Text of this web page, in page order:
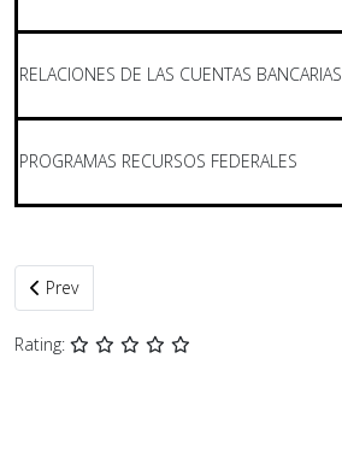
RELACIONES DE LAS CUENTAS BANCARIAS
PROGRAMAS RECURSOS FEDERALES
Previous article: BIENES
Prev
Rating: